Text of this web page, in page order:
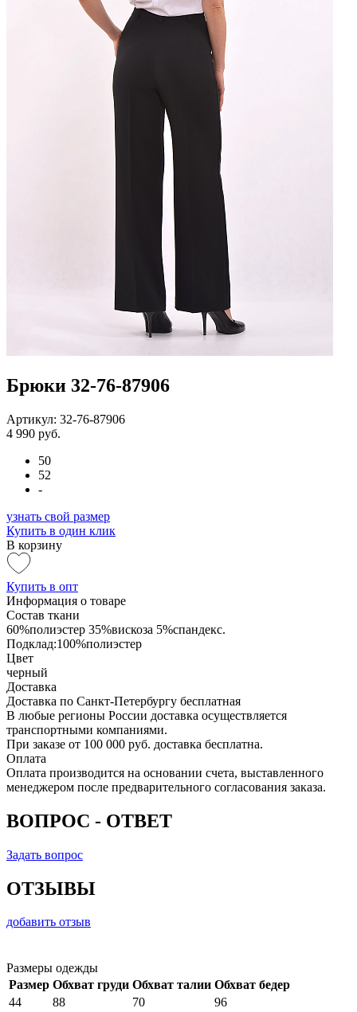
Брюки 32-76-87906
Артикул: 32-76-87906
4 990 руб.
50
52
-
узнать свой размер
Купить в один клик
В корзину
Купить в опт
Информация о товаре
Состав ткани
60%полиэстер 35%вискоза 5%спандекс.
Подклад:100%полиэстер
Цвет
черный
Доставка
Доставка по Санкт-Петербургу бесплатная
В любые регионы России доставка осуществляется
транспортными компаниями.
При заказе от 100 000 руб. доставка бесплатна.
Оплата
Оплата производится на основании счета, выставленного
менеджером после предварительного согласования заказа.
ВОПРОС - ОТВЕТ
Задать вопрос
ОТЗЫВЫ
добавить отзыв
Размеры одежды
Размер Обхват груди Обхват талии Обхват бедер
44
88 70
96